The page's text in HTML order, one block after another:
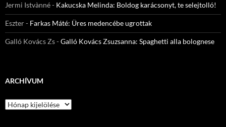
Jermi Istvànné- Kakucska Melinda: Boldog karácsonyt, te selejtolló!
Eszter- Farkas Máté: Üres medencébe ugrottak
Galló Kovács Zs-Galló Kovács Zsuzsanna: Spaghetti alla bolognese
ARCHÍVUM
Archívum